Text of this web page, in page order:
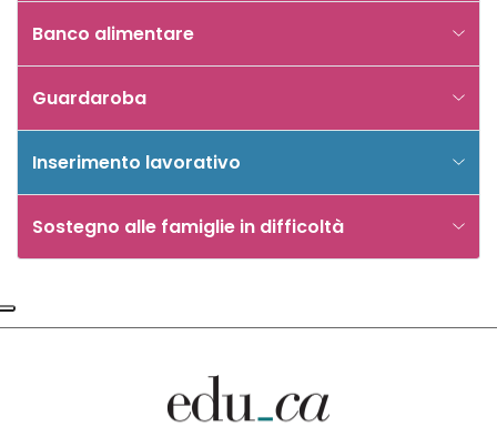
Banco alimentare
Guardaroba
Inserimento lavorativo
Sostegno alle famiglie in difficoltà